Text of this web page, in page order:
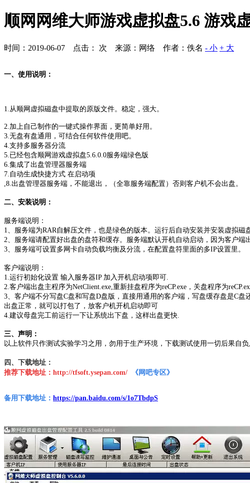
顺网网维大师游戏虚拟盘5.6 游戏
时间：2019-06-07 点击： 次 来源：网络 作者：佚名 - 小 + 大
一、使用说明：
1.从顺网虚拟磁盘中提取的原版文件。稳定，强大。
2.加上自己制作的一键式操作界面，更简单好用。
3.无盘有盘通用，可结合任何软件使用吧。
4.支持多服务器分流
5.已经包含顺网游戏虚拟盘5.6.0.0服务端绿色版
6.集成了出盘管理器服务端
7.自动生成快捷方式 在启动项
8.出盘管理器服务端，不能退出，（全靠服务端配置）否则客户机不会出盘。
二、安装说明：
服务端说明：
1、服务端为RAR自解压文件，也是绿色的版本。运行后自动安装并安装虚拟
2、服务端请配置好出盘的盘符和缓存。服务端默认开机自动启动，因为客户
3、服务端可设置多网卡自动负载均衡及分流，在配置盘符里面的多IP设置里。
客户端说明：
1.运行初始化设置 输入服务器IP 加入开机启动项即可.
2.客户端出盘主程序为NetClient.exe,重新挂盘程序为reCP.exe，关盘程序为
3、客户端不分写盘C盘和写盘D盘版，直接用通用的客户端，写盘缓存盘是C
出盘正常，就可以打包了，放客户机开机启动即可
4.建议母盘完工前运行一下让系统出下盘，这样出盘更快.
三、声明：
以上软件只作测试实验学习之用，勿用于生产环境，下载测试使用一切后果自
四、下载地址：
推荐下载地址： http://tfsoft.ysepan.com/ 《网吧专区》
备用下载地址： https://pan.baidu.com/s/1o7TbdpS